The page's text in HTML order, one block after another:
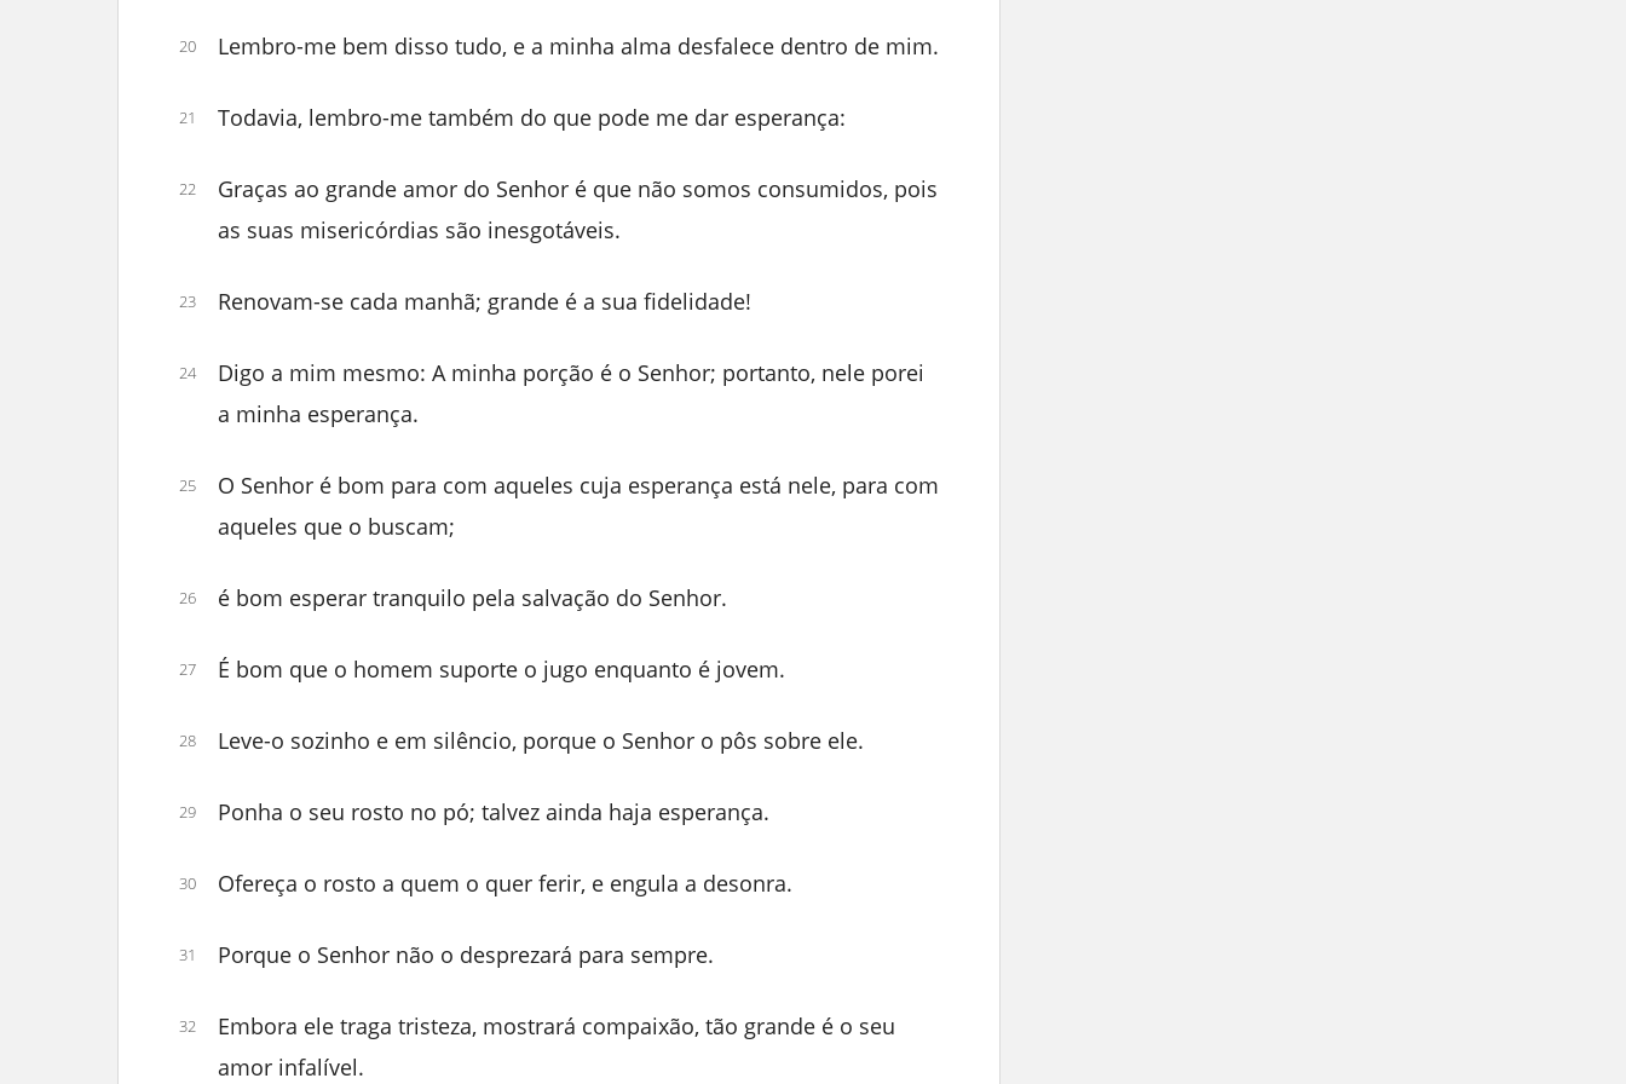
20 Lembro-me bem disso tudo, e a minha alma desfalece dentro de mim.
21 Todavia, lembro-me também do que pode me dar esperança:
22
Graças ao grande amor do Senhor é que não somos consumidos, pois
as suas misericórdias são inesgotáveis.
23 Renovam-se cada manhã; grande é a sua fidelidade!
24
Digo a mim mesmo: A minha porção é o Senhor; portanto, nele porei
a minha esperança.
25
O Senhor é bom para com aqueles cuja esperança está nele, para com
aqueles que o buscam;
26 é bom esperar tranquilo pela salvação do Senhor.
27 É bom que o homem suporte o jugo enquanto é jovem.
28 Leve-o sozinho e em silêncio, porque o Senhor o pôs sobre ele.
29 Ponha o seu rosto no pó; talvez ainda haja esperança.
30 Ofereça o rosto a quem o quer ferir, e engula a desonra.
31 Porque o Senhor não o desprezará para sempre.
32
Embora ele traga tristeza, mostrará compaixão, tão grande é o seu
amor infalível.